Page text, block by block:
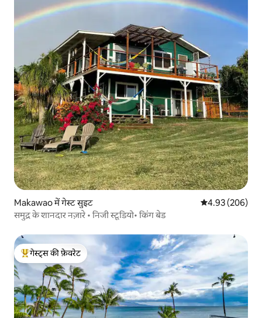
Makawao में गेस्ट सुइट औसत रेटिंग 5 में से
4.93 (206)
समुद्र के शानदार नज़ारे • निजी स्टूडियो• किंग बेड
गेस्ट्स का टॉप फ़ेवरेट
गेस्ट्स की फ़ेवरेट